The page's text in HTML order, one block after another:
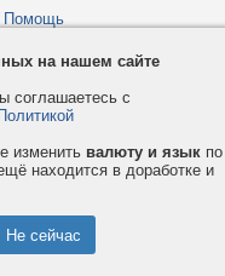
Помощь
на нашем сайте
соглашаетесь с
изменить валюту и язык по
находится в доработке и